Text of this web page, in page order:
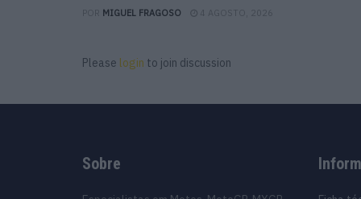
MIGUEL FRAGOSO 4 AGOSTO, 2026
Please login to join discussion
Sobre